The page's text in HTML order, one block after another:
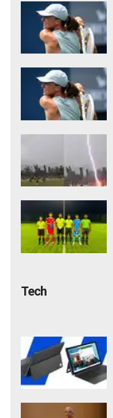
Tech